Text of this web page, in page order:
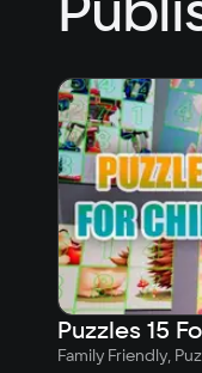
Puzzles 15
Family Friendly,